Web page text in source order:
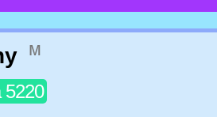
м
5220